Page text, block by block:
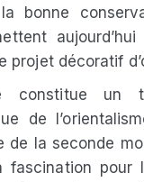
bonne
aujourd’hui
projet décoratif
constitue un
de
de la seconde
fascination pour